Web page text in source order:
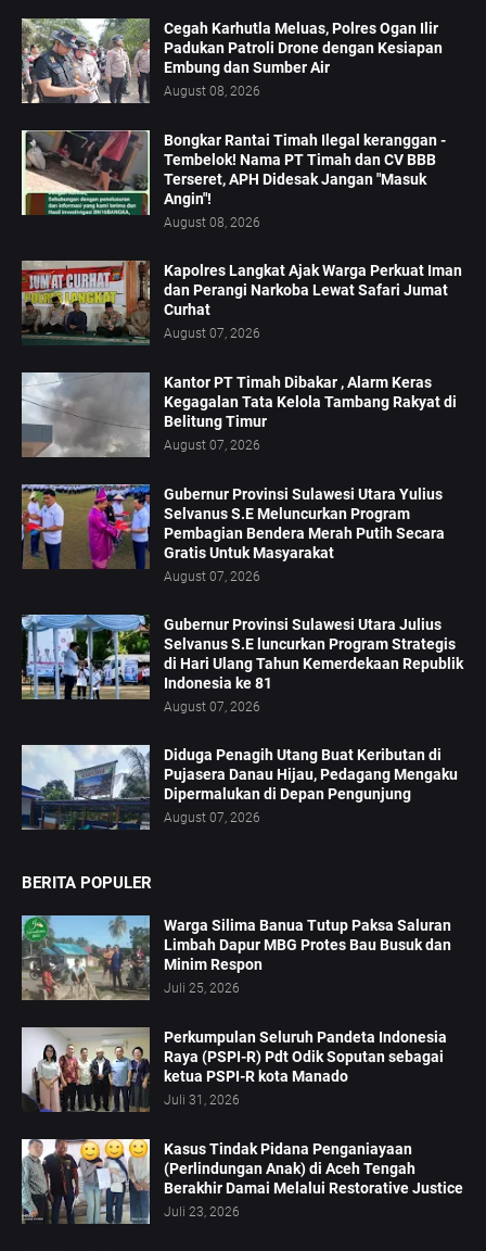
Cegah Karhutla Meluas, Polres Ogan Ilir
Padukan Patroli Drone dengan Kesiapan
Embung dan Sumber Air
August 08, 2026
Bongkar Rantai Timah Ilegal keranggan -
Tembelok! Nama PT Timah dan CV BBB
Terseret, APH Didesak Jangan "Masuk
Angin"!
August 08, 2026
Kapolres Langkat Ajak Warga Perkuat Iman
dan Perangi Narkoba Lewat Safari Jumat
Curhat
August 07, 2026
Kantor PT Timah Dibakar , Alarm Keras
Kegagalan Tata Kelola Tambang Rakyat di
Belitung Timur
August 07, 2026
Gubernur Provinsi Sulawesi Utara Yulius
Selvanus S.E Meluncurkan Program
Pembagian Bendera Merah Putih Secara
Gratis Untuk Masyarakat
August 07, 2026
Gubernur Provinsi Sulawesi Utara Julius
Selvanus S.E luncurkan Program Strategis
di Hari Ulang Tahun Kemerdekaan Republik
Indonesia ke 81
August 07, 2026
Diduga Penagih Utang Buat Keributan di
Pujasera Danau Hijau, Pedagang Mengaku
Dipermalukan di Depan Pengunjung
August 07, 2026
BERITA POPULER
Warga Silima Banua Tutup Paksa Saluran
Limbah Dapur MBG Protes Bau Busuk dan
Minim Respon
Juli 25, 2026
Perkumpulan Seluruh Pandeta Indonesia
Raya (PSPI-R) Pdt Odik Soputan sebagai
ketua PSPI-R kota Manado
Juli 31, 2026
Kasus Tindak Pidana Penganiayaan
(Perlindungan Anak) di Aceh Tengah
Berakhir Damai Melalui Restorative Justice
Juli 23, 2026